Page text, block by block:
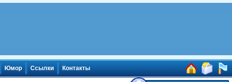
Юмор Ссылки Контакты